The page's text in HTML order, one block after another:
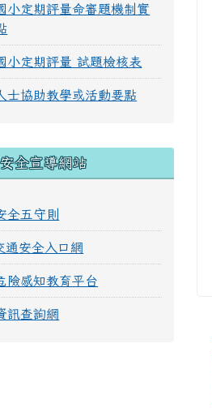
小定期評量命審題機制實
小定期評量 試題檢核表
士協助教學或活動要點
全宣導網站
全五守則
通安全入口網
險感知教育平台
訊查詢網